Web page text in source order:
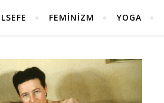
FEMINIZM YOGA